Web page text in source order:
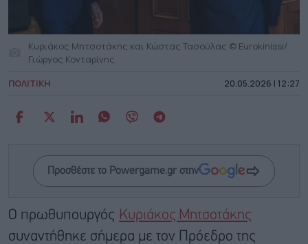
Κυριάκος Μητσοτάκης και Κώστας Τασούλας © Eurokinissi/
Γιώργος Κονταρίνης
ΠΟΛΙΤΙΚΗ 20.05.2026 | 12:27
Προσθέστε το Powergame.gr στην
Ο πρωθυπουργός Κυριάκος Μητσοτάκης
συναντήθηκε σήμερα με τον Πρόεδρο της